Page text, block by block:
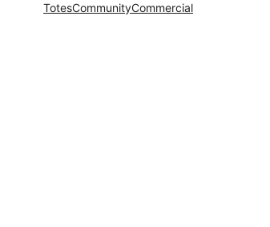
TotesCommunityCommercial